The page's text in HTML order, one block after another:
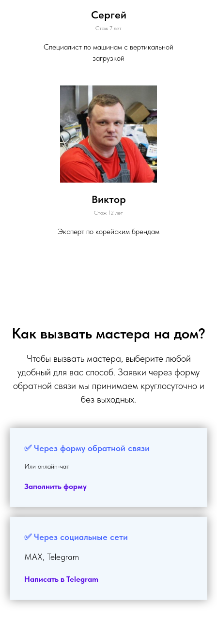
Сергей
Стаж 7 лет
Специалист по машинам с вертикальной
загрузкой
Виктор
Стаж 12 лет
Эксперт по корейским брендам
Как вызвать мастера на дом?
Чтобы вызвать мастера, выберите любой
удобный для вас способ. Заявки через форму
обратной связи мы принимаем круглосуточно и
без выходных.
✅ Через форму обратной связи
Или онлайн-чат
Заполнить форму
✅ Через социальные сети
MAX, Telegram
Написать в Telegram